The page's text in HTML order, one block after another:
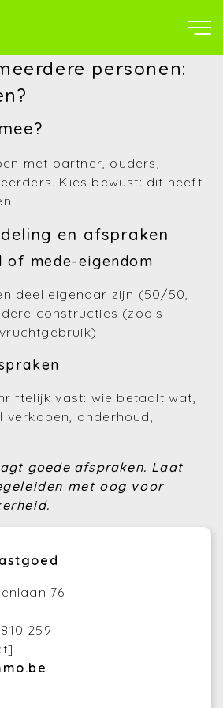
personen:
met partner, ouders,
Kies bewust: dit heeft
en afspraken
of mede-eigendom
deel eigenaar zijn (50/50,
constructies (zoals
vast: wie betaalt wat,
verkopen, onderhoud,
goede afspraken. Laat
met oog voor
76
259